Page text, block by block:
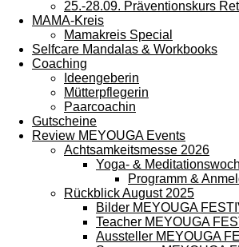
25.-28.09. Präventionskurs
MAMA-Kreis
Mamakreis Special
Selfcare Mandalas & Workbooks
Coaching
Ideengeberin
Mütterpflegerin
Paarcoachin
Gutscheine
Review MEYOUGA Events
Achtsamkeitsmesse 2026
Yoga- &
Programm &
Rückblick August 2025
Bilder MEYOUGA
Teacher MEYOUGA
Aussteller MEYOUGA